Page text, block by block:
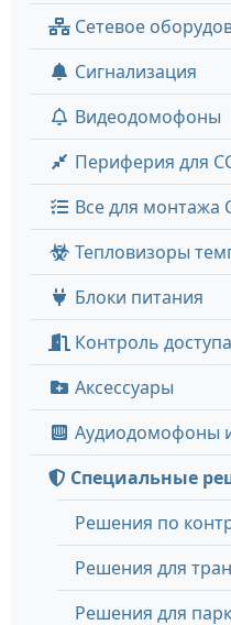
Сетевое
Сигнализация
Видеодомофоны
Периферия для
Все для монтажа
Тепловизоры
Блоки питания
Контроль доступа
Аксессуары
Аудиодомофоны
Специальные
Решения по
Решения для
Решения для